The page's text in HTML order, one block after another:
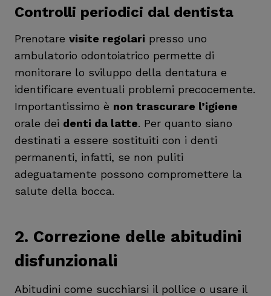
Controlli periodici dal dentista
Prenotare visite regolari presso uno
ambulatorio odontoiatrico permette di
monitorare lo sviluppo della dentatura e
identificare eventuali problemi precocemente.
Importantissimo è non trascurare l’igiene
orale dei denti da latte. Per quanto siano
destinati a essere sostituiti con i denti
permanenti, infatti, se non puliti
adeguatamente possono compromettere la
salute della bocca.
2. Correzione delle abitudini
disfunzionali
Abitudini come succhiarsi il pollice o usare il